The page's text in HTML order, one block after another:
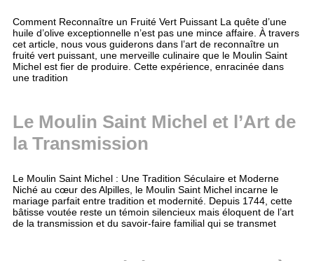
Comment Reconnaître un Fruité Vert Puissant La quête d’une
huile d’olive exceptionnelle n’est pas une mince affaire. À travers
cet article, nous vous guiderons dans l’art de reconnaître un
fruité vert puissant, une merveille culinaire que le Moulin Saint
Michel est fier de produire. Cette expérience, enracinée dans
une tradition
Le Moulin Saint Michel et l’Art de
la Transmission
Le Moulin Saint Michel : Une Tradition Séculaire et Moderne
Niché au cœur des Alpilles, le Moulin Saint Michel incarne le
mariage parfait entre tradition et modernité. Depuis 1744, cette
bâtisse voutée reste un témoin silencieux mais éloquent de l’art
de la transmission et du savoir-faire familial qui se transmet